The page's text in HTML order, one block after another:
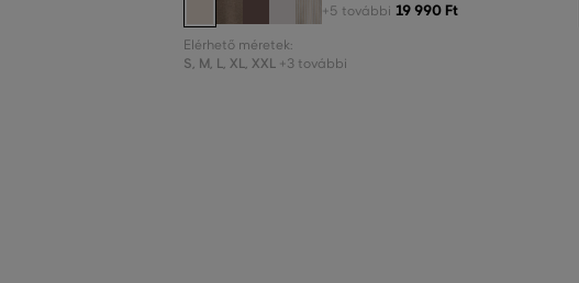
+5 további 19 990 Ft
Elérhető méretek:
S, M, L, XL, XXL +3 további